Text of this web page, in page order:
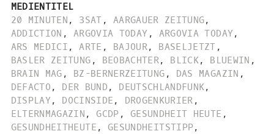
MEDIENTITEL
20 MINUTEN , 3SAT , AARGAUER ZEITUNG,
ADDICTION , ARGOVIA TODAY , ARGOVIA TODAY,
ARS MEDICI , ARTE , BAJOUR, BASELJETZT ,
BASLER ZEITUNG , BEOBACHTER, BLICK, BLUEWIN ,
BRAIN MAG , BZ-BERNERZEITUNG , DAS MAGAZIN ,
DEFACTO , DER BUND , DEUTSCHLANDFUNK,
DISPLAY, DOCINSIDE , DROGENKURIER ,
ELTERNMAGAZIN , GCDP , GESUNDHEIT HEUTE ,
GESUNDHEITHEUTE , GESUNDHEITSTIPP,